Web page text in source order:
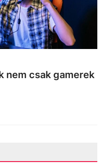
nem csak gamerek